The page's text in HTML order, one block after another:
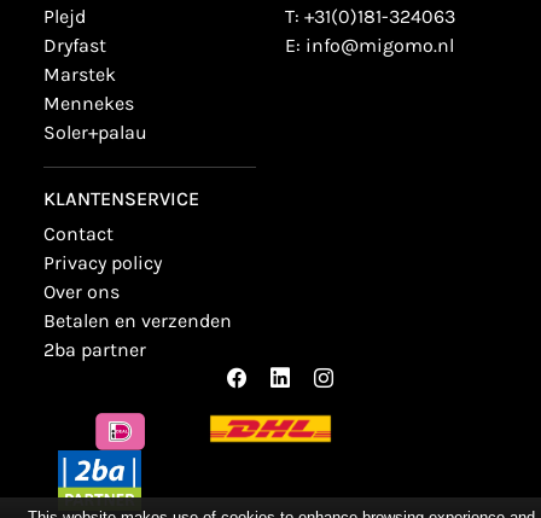
plejd
dryfast
marstek
mennekes
soler+palau
KLANTENSERVICE
contact
privacy policy
over ons
betalen en verzenden
2ba partner
T: +31(0)181-324063
E: info@migomo.nl